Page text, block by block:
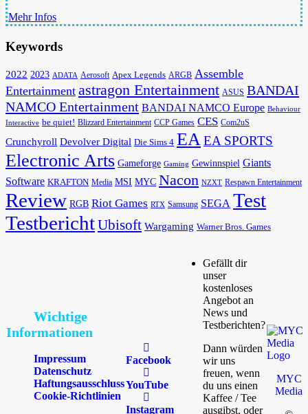
Mehr Infos
Keywords
2022 2023 ADATA Aerosoft Apex Legends ARGB Assemble
Entertainment astragon Entertainment ASUS BANDAI
NAMCO Entertainment BANDAI NAMCO Europe Behaviour
Interactive be quiet! Blizzard Entertainment CCP Games CES Com2uS
Crunchyroll Devolver Digital Die Sims 4 EAEA SPORTS
Electronic Arts Gameforge Gaming Gewinnspiel Giants
Software KRAFTON Media MSI MYC Nacon NZXT Respawn Entertainment
Review RGB Riot Games RTX Samsung SEGA Test
TestberichtUbisoft Wargaming Warner Bros. Games
Wichtige
Informationen
Impressum
Datenschutz
Haftungsausschluss
Cookie-Richtlinien
Facebook
YouTube
Instagram
Gefällt dir
unser
kostenloses
Angebot an
News und
Testberichten?
Dann würden
wir uns
freuen, wenn
du uns einen
Kaffee / Tee
ausgibst, oder
MYC
Media